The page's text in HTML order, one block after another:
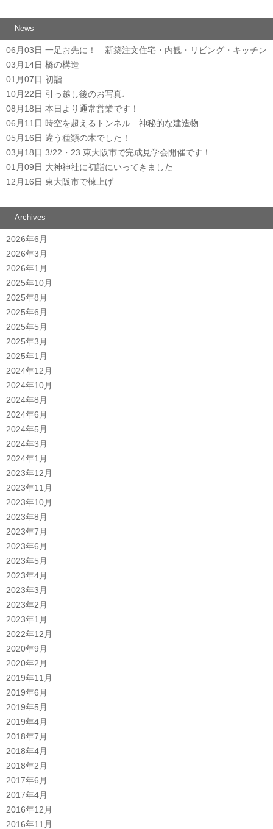
News
06月03日 一足お先に！ 新築注文住宅・内観・リビング・キッチン
03月14日 橋の構造
01月07日 初詣
10月22日 引っ越し後のお写真♩
08月18日 本日より通常営業です！
06月11日 時空を超えるトンネル 神秘的な建造物
05月16日 違う種類の木でした！
03月18日 3/22・23 東大阪市で完成見学会開催です！
01月09日 大神神社に初詣にいってきました
12月16日 東大阪市で棟上げ
Archives
2026年6月
2026年3月
2026年1月
2025年10月
2025年8月
2025年6月
2025年5月
2025年3月
2025年1月
2024年12月
2024年10月
2024年8月
2024年6月
2024年5月
2024年3月
2024年1月
2023年12月
2023年11月
2023年10月
2023年8月
2023年7月
2023年6月
2023年5月
2023年4月
2023年3月
2023年2月
2023年1月
2022年12月
2020年9月
2020年2月
2019年11月
2019年6月
2019年5月
2019年4月
2018年7月
2018年4月
2018年2月
2017年6月
2017年4月
2016年12月
2016年11月